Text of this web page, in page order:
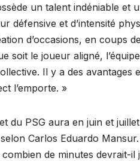
un talent indéniable et
et d’intensité
d’occasions, en coups
soit le joueur aligné,
Il y a des avantages
l’emporte. »
du PSG aura en juin et
Carlos Eduardo
de minutes devrait-